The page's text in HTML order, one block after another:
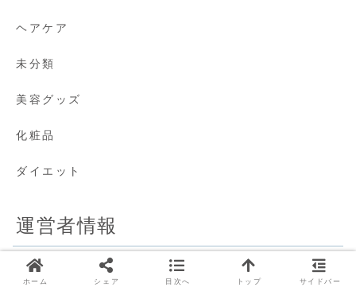
ヘアケア
未分類
美容グッズ
化粧品
ダイエット
運営者情報
プライバシーポリシー
ホーム シェア 目次へ トップ サイドバー